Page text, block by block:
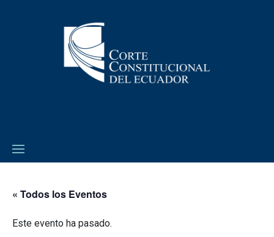
« Todos los Eventos
Este evento ha pasado.